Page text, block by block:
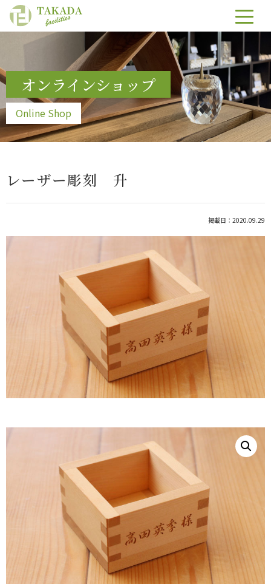
オンラインショップ
Online Shop
レーザー彫刻 升
掲載日：2020.09.29